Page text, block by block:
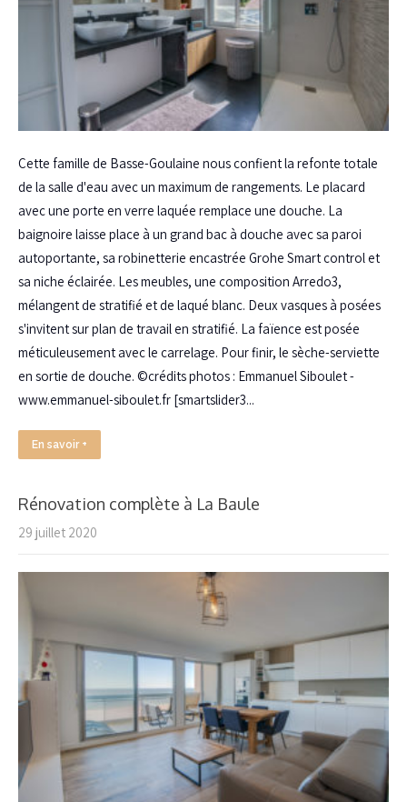
Cette famille de Basse-Goulaine nous confient la refonte totale
de la salle d'eau avec un maximum de rangements. Le placard
avec une porte en verre laquée remplace une douche. La
baignoire laisse place à un grand bac à douche avec sa paroi
autoportante, sa robinetterie encastrée Grohe Smart control et
sa niche éclairée. Les meubles, une composition Arredo3,
mélangent de stratifié et de laqué blanc. Deux vasques à posées
s'invitent sur plan de travail en stratifié. La faïence est posée
méticuleusement avec le carrelage. Pour finir, le sèche-serviette
en sortie de douche. ©crédits photos : Emmanuel Siboulet -
www.emmanuel-siboulet.fr [smartslider3...
En savoir +
Rénovation complète à La Baule
29 juillet 2020